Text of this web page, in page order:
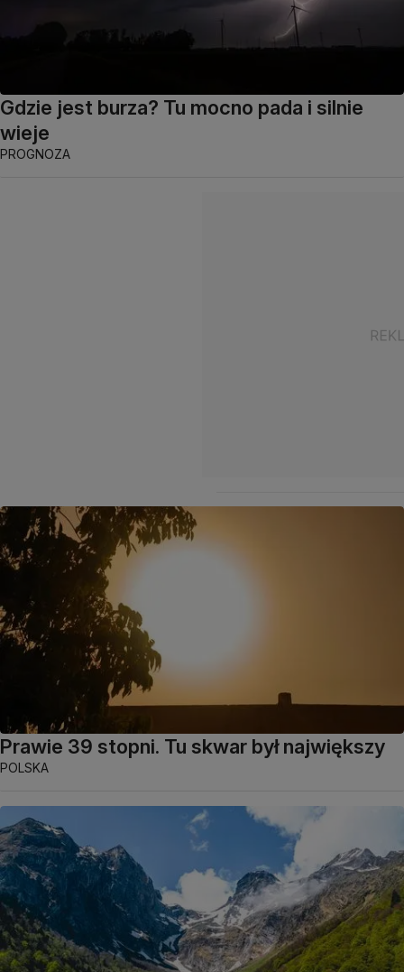
Gdzie jest burza? Tu mocno pada i silnie
wieje
PROGNOZA
Prawie 39 stopni. Tu skwar był największy
POLSKA